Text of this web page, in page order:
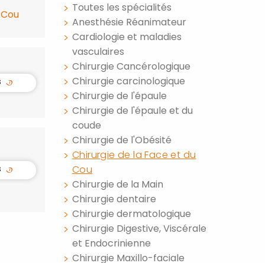
Toutes les spécialités
Anesthésie Réanimateur
Cardiologie et maladies
vasculaires
Chirurgie Cancérologique
Chirurgie carcinologique
Chirurgie de l'épaule
Chirurgie de l'épaule et du
coude
Chirurgie de l'Obésité
Chirurgie de la Face et du
Cou
Chirurgie de la Main
Chirurgie dentaire
Chirurgie dermatologique
Chirurgie Digestive, Viscérale
et Endocrinienne
Chirurgie Maxillo-faciale